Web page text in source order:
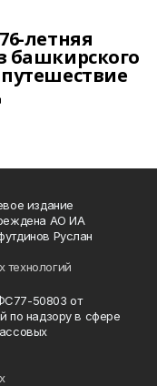
летняя
башкирского
издание
АО ИА
Руслан
технологий
50803 от
по надзору в сфере